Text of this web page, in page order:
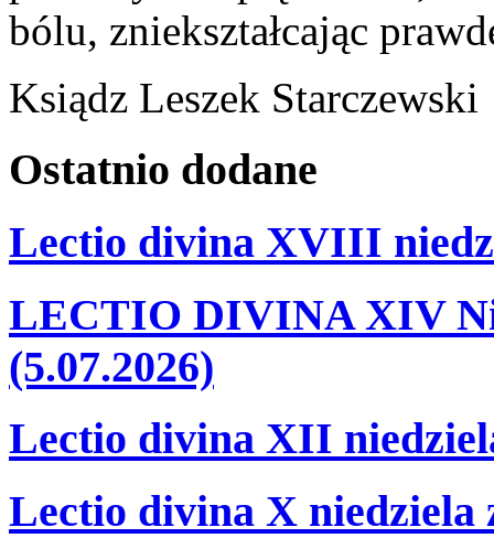
bólu, zniekształcając
Ksiądz Leszek Starczewski
Ostatnio dodane
Lectio divina XVIII
LECTIO DIVINA XIV
(5.07.2026)
Lectio divina XII
Lectio divina X niedziela